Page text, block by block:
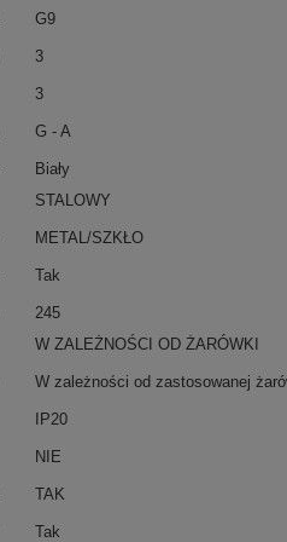
G9
3
3
G - A
Biały
STALOWY
METAL/SZKŁO
Tak
245
W ZALEŻNOŚCI OD ŻARÓWKI
W zależności od zastosowanej
IP20
NIE
TAK
Tak